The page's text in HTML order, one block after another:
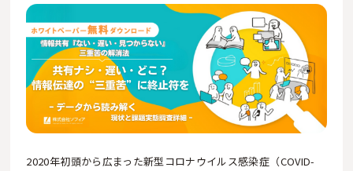
2020年初頭から広まった新型コロナウイルス感染症（COVID-